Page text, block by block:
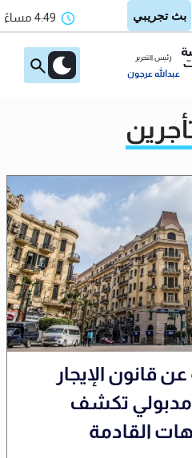
4:49 مساءً
رئيس التحرير
عبدالله عرجون
قانون الإيجار
مدبولي تكشف
القادمة